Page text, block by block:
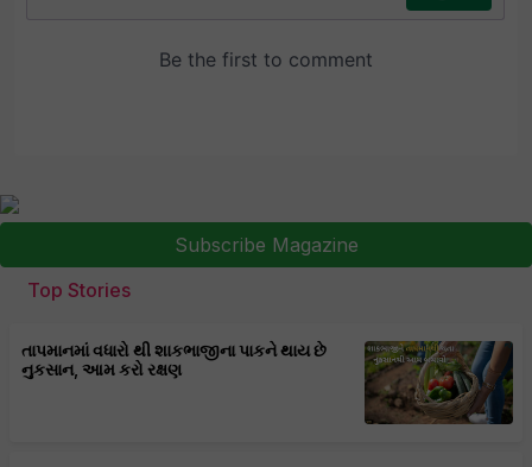
Subscribe Magazine
Top Stories
તાપમાનમાં વધારો થી શાકભાજીના પાકને થાય છે
નુકસાન, આમ કરો રક્ષણ